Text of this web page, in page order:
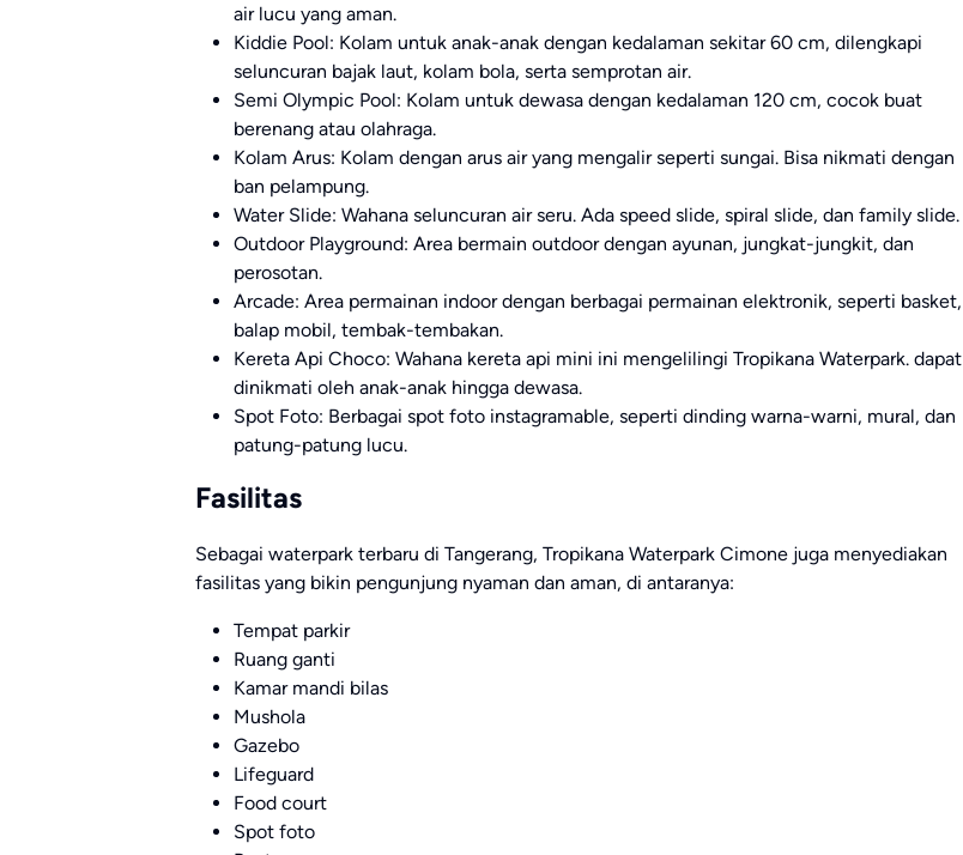
air lucu yang aman.
Kiddie Pool: Kolam untuk anak-anak dengan kedalaman sekitar 60 cm, dilengkapi
seluncuran bajak laut, kolam bola, serta semprotan air.
Semi Olympic Pool: Kolam untuk dewasa dengan kedalaman 120 cm, cocok buat
berenang atau olahraga.
Kolam Arus: Kolam dengan arus air yang mengalir seperti sungai. Bisa nikmati dengan
ban pelampung.
Water Slide: Wahana seluncuran air seru. Ada speed slide, spiral slide, dan family slide.
Outdoor Playground: Area bermain outdoor dengan ayunan, jungkat-jungkit, dan
perosotan.
Arcade: Area permainan indoor dengan berbagai permainan elektronik, seperti basket,
balap mobil, tembak-tembakan.
Kereta Api Choco: Wahana kereta api mini ini mengelilingi Tropikana Waterpark. dapat
dinikmati oleh anak-anak hingga dewasa.
Spot Foto: Berbagai spot foto instagramable, seperti dinding warna-warni, mural, dan
patung-patung lucu.
Fasilitas
Sebagai waterpark terbaru di Tangerang, Tropikana Waterpark Cimone juga menyediakan
fasilitas yang bikin pengunjung nyaman dan aman, di antaranya:
Tempat parkir
Ruang ganti
Kamar mandi bilas
Mushola
Gazebo
Lifeguard
Food court
Spot foto